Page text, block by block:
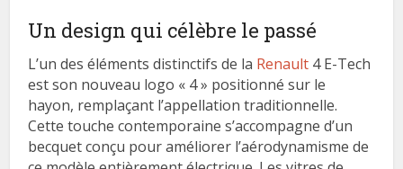
Un design qui célèbre le passé
L’un des éléments distinctifs de la Renault 4 E-Tech
est son nouveau logo « 4 » positionné sur le
hayon, remplaçant l’appellation traditionnelle.
Cette touche contemporaine s’accompagne d’un
becquet conçu pour améliorer l’aérodynamisme de